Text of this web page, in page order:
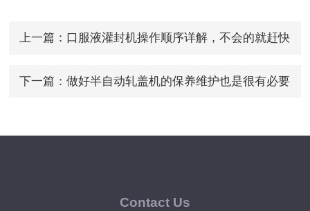
上一篇： 口服液灌封机操作顺序详解，不会的就赶快
下一篇： 做好半自动轧盖机的保养维护也是很有必要
Contact Us